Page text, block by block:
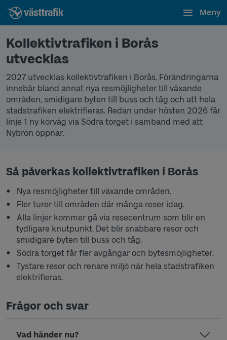
Meny
Kollektivtrafiken i Borås
utvecklas
2027 utvecklas kollektivtrafiken i Borås. Förändringarna
innebär bland annat nya resmöjligheter till växande
områden, smidigare byten till buss och tåg och att hela
stadstrafiken elektrifieras. Redan under hösten 2026 får
linje 1 ny körväg via Södra torget i samband med att
Nybron öppnar.
Så påverkas kollektivtrafiken i Borås
Nya resmöjligheter till växande områden.
Fler turer till områden där många reser idag.
Alla linjer kommer gå via resecentrum som blir en
tydligare knutpunkt. Det blir snabbare resor och
smidigare byten till buss och tåg.
Södra torget får fler avgångar och bytesmöjligheter.
Tystare resor och renare miljö när hela stadstrafiken
elektrifieras.
Frågor och svar
Vad händer nu?